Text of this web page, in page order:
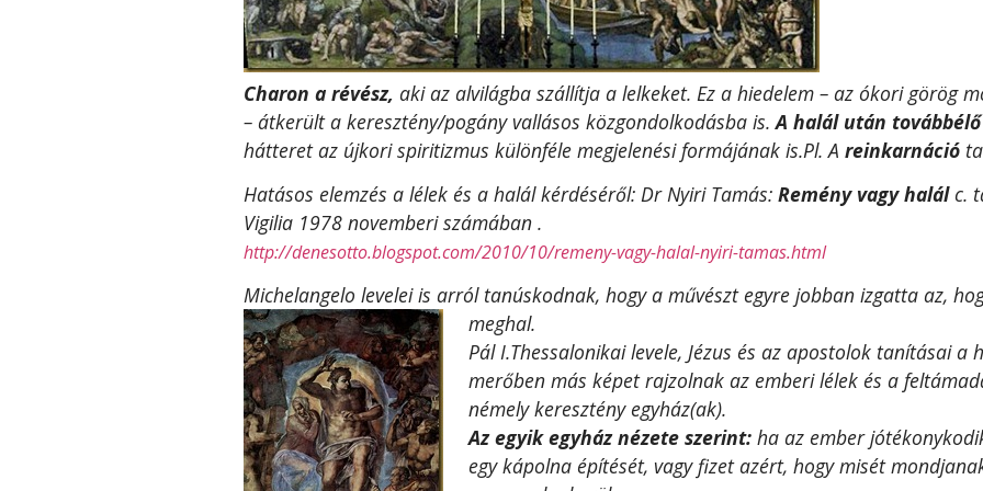
Charon a révész, aki az alvilágba szállítja a lelkeket. Ez a hiedelem – az ókori görög
– átkerült a keresztény/pogány vallásos közgondolkodásba is.A halál után
hátteret az újkori spiritizmus különféle megjelenési formájának is.Pl. A reinkarnáció
Hatásos elemzés a lélek és a halál kérdéséről: Dr Nyiri Tamás: Remény vagy halálc.
Vigilia 1978 novemberi számában .
http://denesotto.blogspot.com/2010/10/remeny-vagy-halal-nyiri-tamas.html
Michelangelo levelei is arról tanúskodnak, hogy a művészt egyre jobban izgatta az,
meghal.
Pál I.Thessalonikai levele, Jézus és az apostolok tanításai
merőben más képet rajzolnak az emberi lélek és a
némely keresztény egyház(ak).
Az egyik egyház nézete szerint: ha az ember
egy kápolna építését, vagy fizet azért, hogy misét